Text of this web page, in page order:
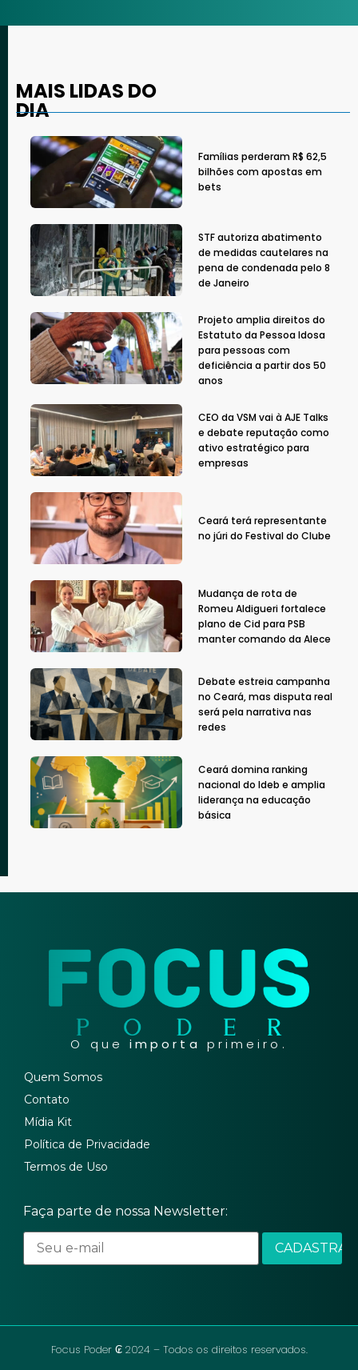
MAIS LIDAS DO
DIA
Famílias perderam R$ 62,5
bilhões com apostas em
bets
STF autoriza abatimento
de medidas cautelares na
pena de condenada pelo 8
de Janeiro
Projeto amplia direitos do
Estatuto da Pessoa Idosa
para pessoas com
deficiência a partir dos 50
anos
CEO da VSM vai à AJE Talks
e debate reputação como
ativo estratégico para
empresas
Ceará terá representante
no júri do Festival do Clube
Mudança de rota de
Romeu Aldigueri fortalece
plano de Cid para PSB
manter comando da Alece
Debate estreia campanha
no Ceará, mas disputa real
será pela narrativa nas
redes
Ceará domina ranking
nacional do Ideb e amplia
liderança na educação
básica
O que importa primeiro.
Quem Somos
Contato
Mídia Kit
Política de Privacidade
Termos de Uso
Faça parte de nossa Newsletter:
Focus Poder ₢ 2024 – Todos os direitos reservados.